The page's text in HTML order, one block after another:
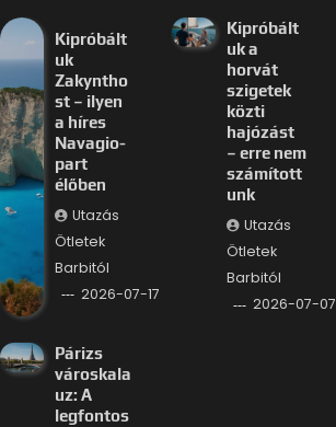
Kipróbált
uk
Zakyntho
st – ilyen
a híres
Navagio-
part
élőben
Utazás
Ötletek
Barbitól
2026-07-17
Kipróbált
uk a
horvát
szigetek
közti
hajózást
– erre nem
számított
unk
Utazás
Ötletek
Barbitól
2026-07-07
Párizs
városkala
uz: A
legfontos